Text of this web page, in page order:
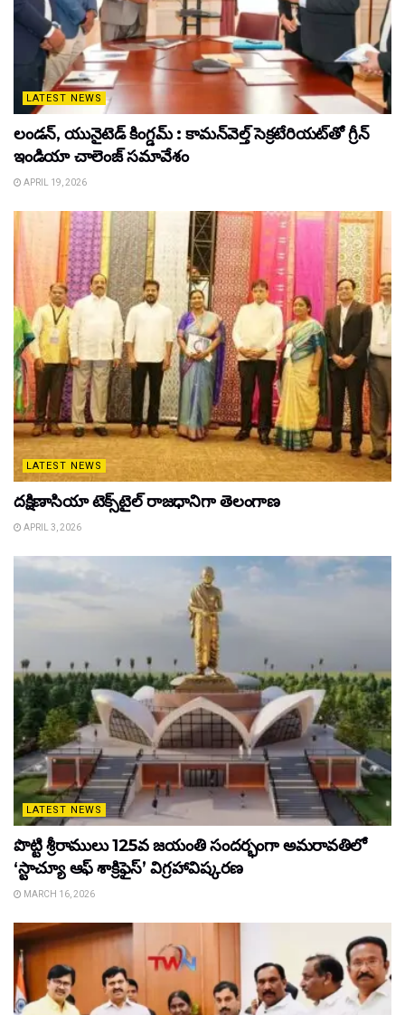
LATEST NEWS
లండన్, యునైటెడ్ కింగ్డమ్ : కామన్‌వెల్త్ సెక్రటేరియట్‌తో గ్రీన్
ఇండియా చాలెంజ్ సమావేశం
APRIL 19, 2026
LATEST NEWS
దక్షిణాసియా టెక్స్‌టైల్ రాజధానిగా తెలంగాణ
APRIL 3, 2026
LATEST NEWS
పొట్టి శ్రీరాములు 125వ జయంతి సందర్భంగా అమరావతిలో
‘స్టాచ్యూ ఆఫ్ శాక్రిఫైస్’ విగ్రహావిష్కరణ
MARCH 16, 2026